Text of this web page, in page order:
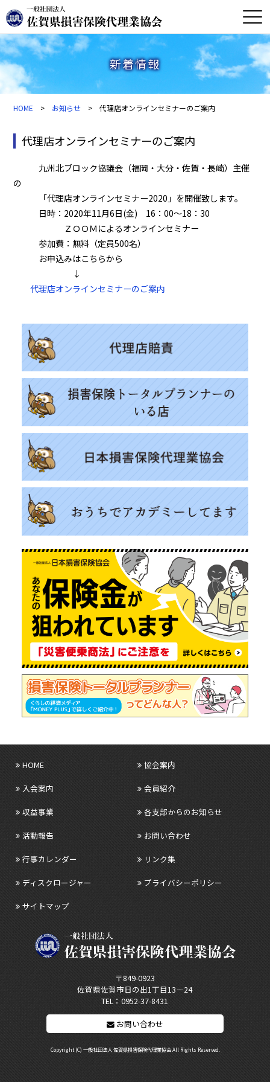
新着情報
HOME > お知らせ > 代理店オンラインセミナーのご案内
代理店オンラインセミナーのご案内
九州北ブロック協議会（福岡・大分・佐賀・長崎）主催
の
「代理店オンラインセミナー2020」を開催致します。
日時：2020年11月6日(金) 16：00～18：30
ＺＯＯＭによるオンラインセミナー
参加費：無料（定員500名）
お申込みはこちらから
↓
代理店オンラインセミナーのご案内
HOME 協会案内
入会案内 会員紹介
収益事業 各支部からのお知らせ
活動報告 お問い合わせ
行事カレンダー リンク集
ディスクロージャー プライバシーポリシー
サイトマップ
〒849-0923
佐賀県佐賀市日の出1丁目13－24
TEL：0952-37-8431
お問い合わせ
Copyright (C) 一般社団法人 佐賀県損害保険代理業協会 All Rights Reserved.